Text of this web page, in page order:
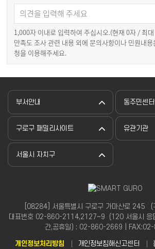
1,000자 이내로 입력하여 주십시오.(현재 0자 / 최
만족도 조사 관련 내용 외에 문의사항이나 민원내
청을 이용해주세요.
부서안내 동주민센터
구로구 패밀리사이트 유관기관
서울시 자치구
[08284] 서울특별시 구로구 가마산로 245 （
대표번호 02-860-2114,2127~9（120 서울시 응
간,공휴일) : 02-860-2669 |
개인정보처리방침 개인정보침해신고센터